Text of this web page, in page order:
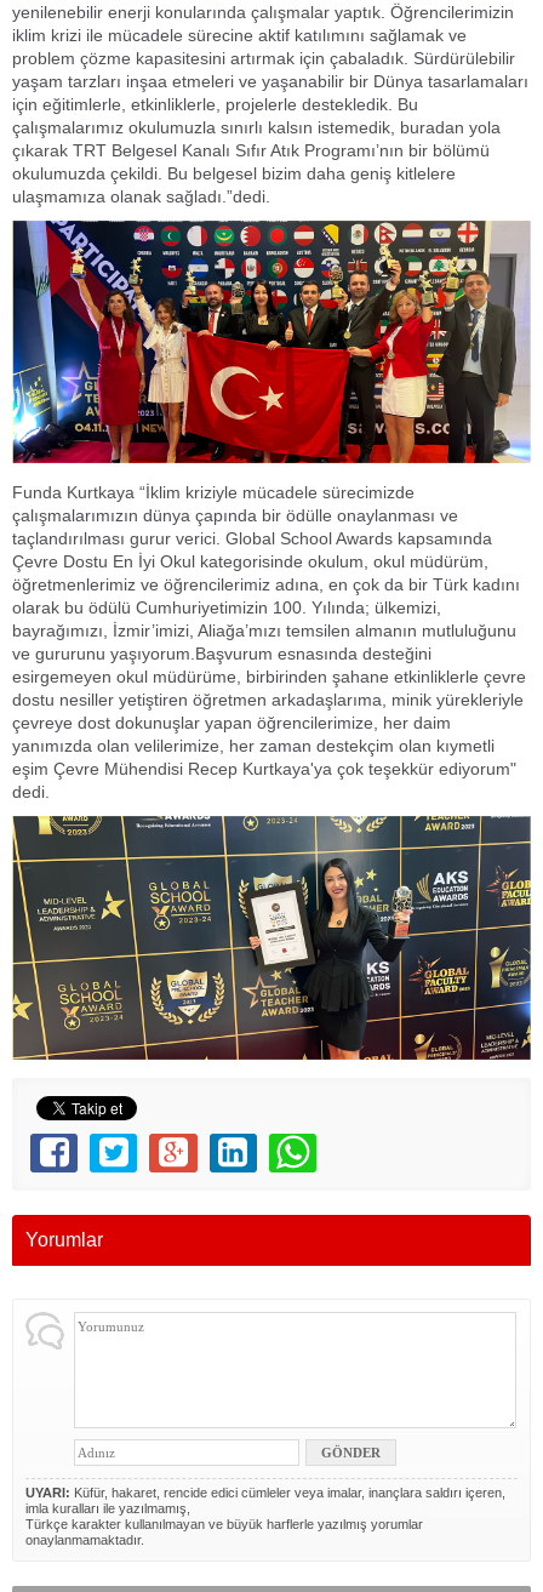
yenilenebilir enerji konularında çalışmalar yaptık. Öğrencilerimizin
iklim krizi ile mücadele sürecine aktif katılımını sağlamak ve
problem çözme kapasitesini artırmak için çabaladık. Sürdürülebilir
yaşam tarzları inşaa etmeleri ve yaşanabilir bir Dünya tasarlamaları
için eğitimlerle, etkinliklerle, projelerle destekledik. Bu
çalışmalarımız okulumuzla sınırlı kalsın istemedik, buradan yola
çıkarak TRT Belgesel Kanalı Sıfır Atık Programı’nın bir bölümü
okulumuzda çekildi. Bu belgesel bizim daha geniş kitlelere
ulaşmamıza olanak sağladı.”dedi.
Funda Kurtkaya “İklim kriziyle mücadele sürecimizde
çalışmalarımızın dünya çapında bir ödülle onaylanması ve
taçlandırılması gurur verici. Global School Awards kapsamında
Çevre Dostu En İyi Okul kategorisinde okulum, okul müdürüm,
öğretmenlerimiz ve öğrencilerimiz adına, en çok da bir Türk kadını
olarak bu ödülü Cumhuriyetimizin 100. Yılında; ülkemizi,
bayrağımızı, İzmir’imizi, Aliağa’mızı temsilen almanın mutluluğunu
ve gururunu yaşıyorum.Başvurum esnasında desteğini
esirgemeyen okul müdürüme, birbirinden şahane etkinliklerle çevre
dostu nesiller yetiştiren öğretmen arkadaşlarıma, minik yürekleriyle
çevreye dost dokunuşlar yapan öğrencilerimize, her daim
yanımızda olan velilerimize, her zaman destekçim olan kıymetli
eşim Çevre Mühendisi Recep Kurtkaya'ya çok teşekkür ediyorum"
dedi.
Yorumlar
UYARI: Küfür, hakaret, rencide edici cümleler veya imalar, inançlara saldırı içeren,
imla kuralları ile yazılmamış,
Türkçe karakter kullanılmayan ve büyük harflerle yazılmış yorumlar
onaylanmamaktadır.